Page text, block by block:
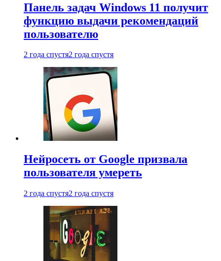
Панель задач Windows 11 получит
функцию выдачи рекомендаций
пользователю
2 года спустя2 года спустя
Нейросеть от Google призвала
пользователя умереть
2 года спустя2 года спустя